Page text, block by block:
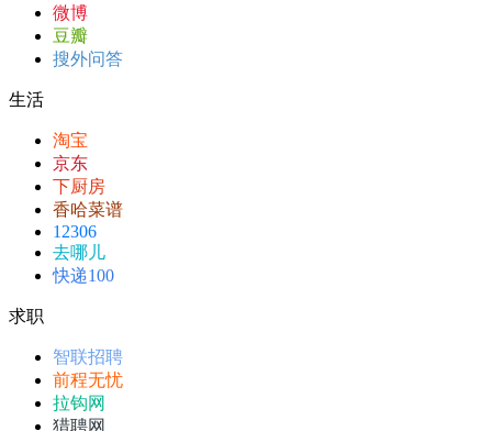
微博
豆瓣
搜外问答
生活
淘宝
京东
下厨房
香哈菜谱
12306
去哪儿
快递100
求职
智联招聘
前程无忧
拉钩网
猎聘网